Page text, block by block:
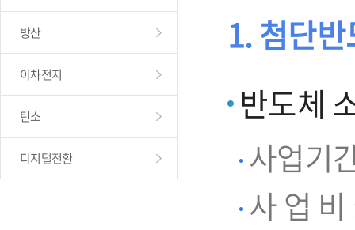
방산
이차전지
탄소
디지털전환
1. 첨단
반도체
사업기
사 업